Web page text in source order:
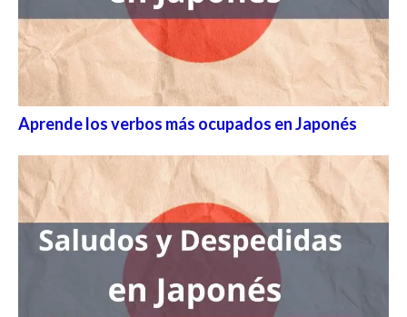
Aprende los verbos más ocupados en Japonés